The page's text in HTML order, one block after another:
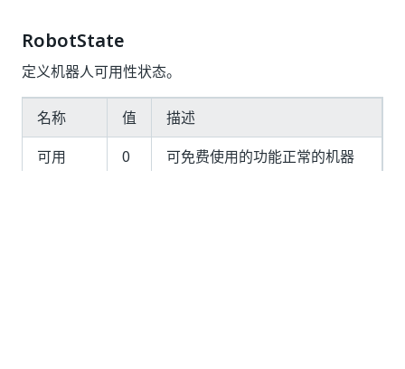
RobotState
定义机器人可用性状态。
名称 值
描述
可用
0
可免费使用的功能正常的机器